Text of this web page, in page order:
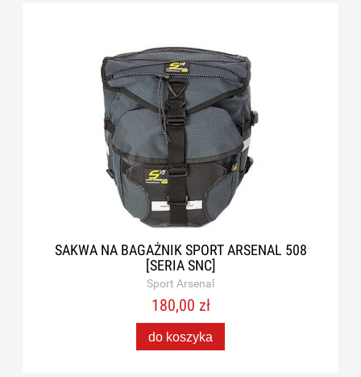
SAKWA NA BAGAŻNIK SPORT ARSENAL 508
[SERIA SNC]
Sport Arsenal
180,00 zł
do koszyka